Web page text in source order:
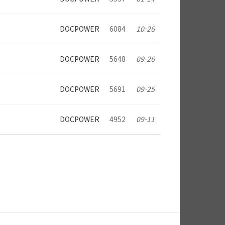
DOCPOWER 6084 10-26
DOCPOWER 5648 09-26
DOCPOWER 5691 09-25
DOCPOWER 4952 09-11